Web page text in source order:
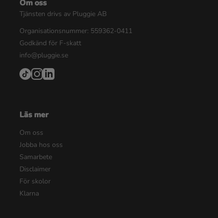
Om oss
Tjänsten drivs av Pluggie AB
Organisationsnummer: 559362-0411
Godkänd för F-skatt
info@pluggie.se
Läs mer
Om oss
Jobba hos oss
Samarbete
Disclaimer
För skolor
Klarna